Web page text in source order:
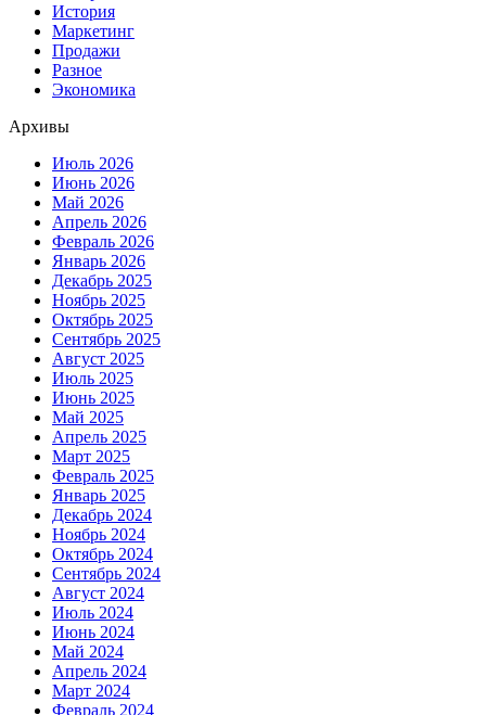
История
Маркетинг
Продажи
Разное
Экономика
Архивы
Июль 2026
Июнь 2026
Май 2026
Апрель 2026
Февраль 2026
Январь 2026
Декабрь 2025
Ноябрь 2025
Октябрь 2025
Сентябрь 2025
Август 2025
Июль 2025
Июнь 2025
Май 2025
Апрель 2025
Март 2025
Февраль 2025
Январь 2025
Декабрь 2024
Ноябрь 2024
Октябрь 2024
Сентябрь 2024
Август 2024
Июль 2024
Июнь 2024
Май 2024
Апрель 2024
Март 2024
Февраль 2024